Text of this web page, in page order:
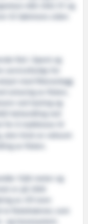
AAS 2502 ST og
til Sølvtrans siden
fisk i åpent og
servicefartøy for
med filteranlegg
avlusing av fisken,
ved lasting og
behandling ved
for å trykklosse til
bruk av vakuum
17,80 meter og
av 375 tonn